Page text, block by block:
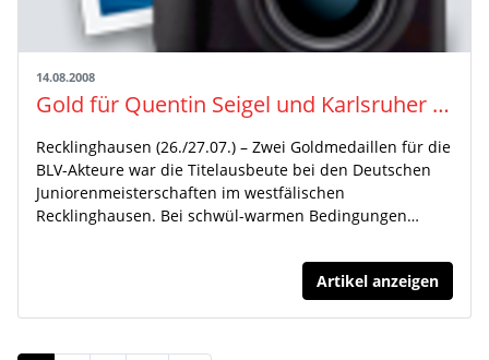
14.08.2008
Gold für Quentin Seigel und Karlsruher Staffel-Quartett
Recklinghausen (26./27.07.) – Zwei Goldmedaillen für die
BLV-Akteure war die Titelausbeute bei den Deutschen
Juniorenmeisterschaften im westfälischen
Recklinghausen. Bei schwül-warmen Bedingungen…
Artikel anzeigen